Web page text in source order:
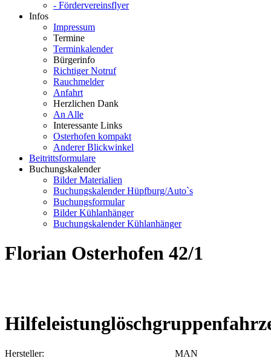
- Fördervereinsflyer
Infos
Impressum
Termine
Terminkalender
Bürgerinfo
Richtiger Notruf
Rauchmelder
Anfahrt
Herzlichen Dank
An Alle
Interessante Links
Osterhofen kompakt
Anderer Blickwinkel
Beitrittsformulare
Buchungskalender
Bilder Materialien
Buchungskalender Hüpfburg/Auto`s
Buchungsformular
Bilder Kühlanhänger
Buchungskalender Kühlanhänger
Florian Osterhofen 42/1
Hersteller: MAN